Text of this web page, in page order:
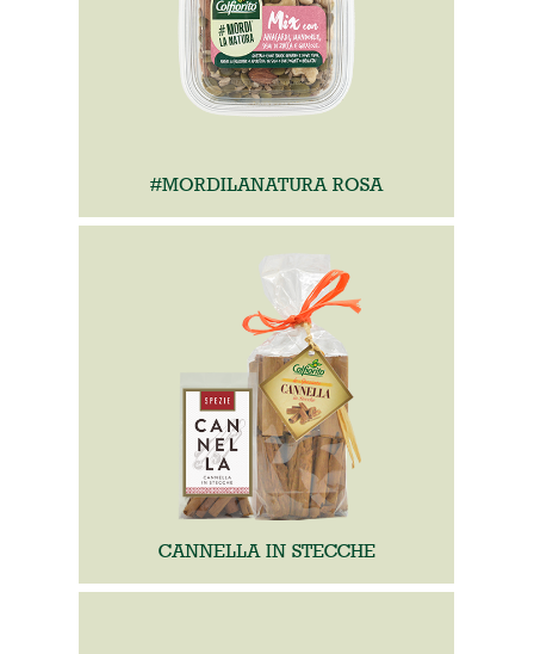
#MORDILANATURA ROSA
CANNELLA IN STECCHE